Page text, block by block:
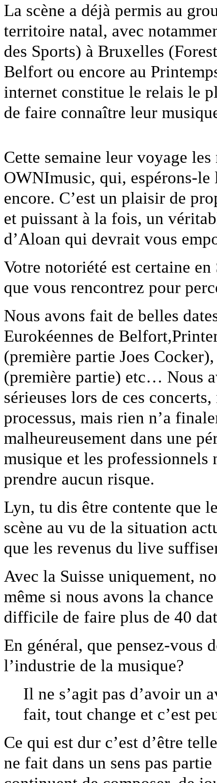
La scène a déjà permis au
territoire natal, avec
des Sports) à Bruxelles
Belfort ou encore au
internet constitue le relais le
de faire connaître leur
Cette semaine leur voyage
OWNImusic, qui, espérons-
encore. C’est un plaisir de
et puissant à la fois, un
d’Aloan qui devrait vous
Votre notoriété est certaine
que vous rencontrez pour
Nous avons fait de belles
Eurokéennes de
(première partie Joes
(première partie) etc… Nous
sérieuses lors de ces
processus, mais rien n’a
malheureusement dans une
musique et les
prendre aucun risque.
Lyn, tu dis être contente que
scène au vu de la situation
que les revenus du live
Avec la Suisse uniquement,
même si nous avons la
difficile de faire plus de 40
En général, que pensez-vous
l’industrie de la musique?
Il ne s’agit pas d’avoir un
fait, tout change et c’est
Ce qui est dur c’est d’être
ne fait dans un sens pas